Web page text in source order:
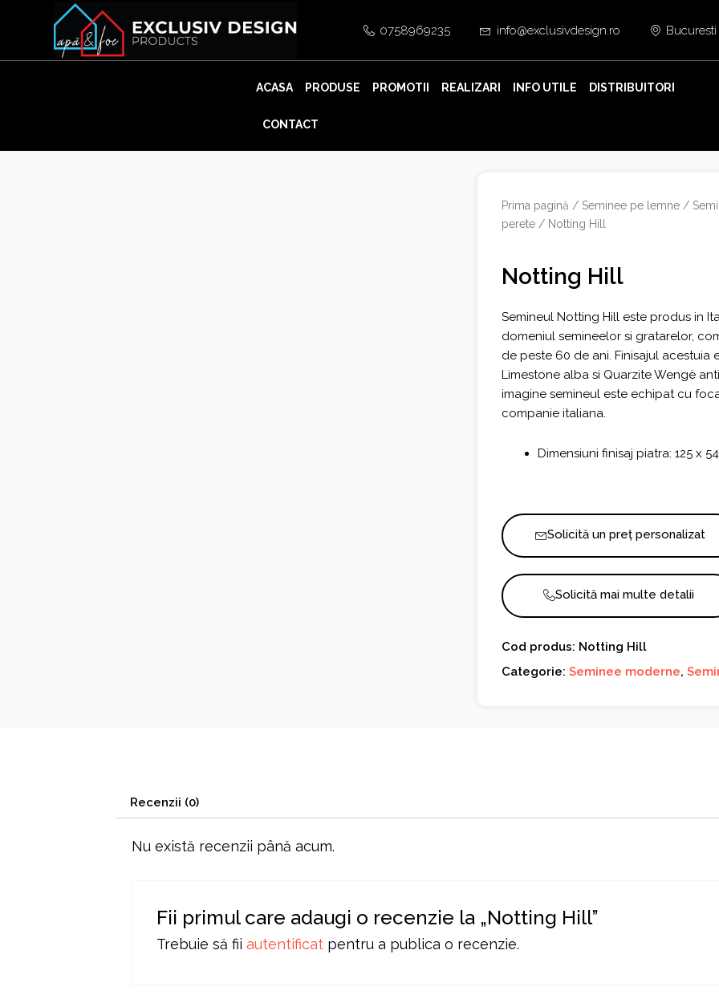
content
0758969235 info@exclusivdesign.ro Bucuresti
ACASA PRODUSE PROMOTII REALIZARI INFO UTILE DISTRIBUITORI
CONTACT
Prima pagină / Seminee pe lemne /
perete / Notting Hill
Notting Hill
Semineul Notting Hill este produs in
domeniul semineelor si gratarelor,
de peste 60 de ani. Finisajul acestuia
Limestone alba si Quarzite Wengè
imagine semineul este echipat cu
companie italiana.
Dimensiuni finisaj piatra: 125 x
Solicită un preț personalizat
Solicită mai multe detalii
Cod produs: Notting Hill
Categorie:Seminee moderne,
Recenzii (0)
Nu există recenzii până acum.
Fii primul care adaugi o recenzie la „Notting Hill”
Trebuie să fiiautentificat pentru a publica o recenzie.